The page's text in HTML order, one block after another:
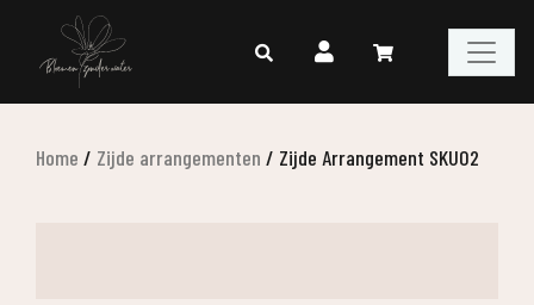
Home / Zijde arrangementen / Zijde Arrangement SKU02